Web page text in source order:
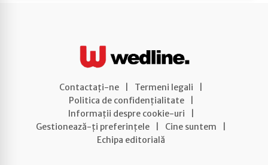
Contactați-ne Termeni legali
Politica de confidențialitate
Informații despre cookie-uri
Gestionează-ți preferințele
Cine suntem
Echipa editorială